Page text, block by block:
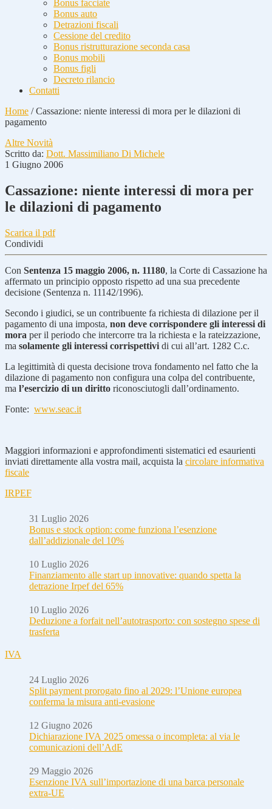
Bonus facciate
Bonus auto
Detrazioni fiscali
Cessione del credito
Bonus ristrutturazione seconda casa
Bonus mobili
Bonus figli
Decreto rilancio
Contatti
Home /Cassazione: niente interessi di mora per le dilazioni di
pagamento
Altre Novità
Scritto da: Dott. Massimiliano Di Michele
1 Giugno 2006
Cassazione: niente interessi di mora per
le dilazioni di pagamento
Scarica il pdf
Condividi
Con Sentenza 15 maggio 2006, n. 11180, la Corte di Cassazione ha
affermato un principio opposto rispetto ad una sua precedente
decisione (Sentenza n. 11142/1996).
Secondo i giudici, se un contribuente fa richiesta di dilazione per il
pagamento di una imposta, non deve corrispondere gli interessi di
mora per il periodo che intercorre tra la richiesta e la rateizzazione,
ma solamente gli interessi corrispettivi di cui all’art. 1282 C.c.
La legittimità di questa decisione trova fondamento nel fatto che la
dilazione di pagamento non configura una colpa del contribuente,
ma l’esercizio di un diritto riconosciutogli dall’ordinamento.
Fonte: www.seac.it
Maggiori informazioni e approfondimenti sistematici ed esaurienti
inviati direttamente alla vostra mail, acquista la circolare informativa
fiscale
IRPEF
31 Luglio 2026
Bonus e stock option: come funziona l’esenzione
dall’addizionale del 10%
10 Luglio 2026
Finanziamento alle start up innovative: quando spetta la
detrazione Irpef del 65%
10 Luglio 2026
Deduzione a forfait nell’autotrasporto: con sostegno spese di
trasferta
IVA
24 Luglio 2026
Split payment prorogato fino al 2029: l’Unione europea
conferma la misura anti-evasione
12 Giugno 2026
Dichiarazione IVA 2025 omessa o incompleta: al via le
comunicazioni dell’AdE
29 Maggio 2026
Esenzione IVA sull’importazione di una barca personale
extra-UE